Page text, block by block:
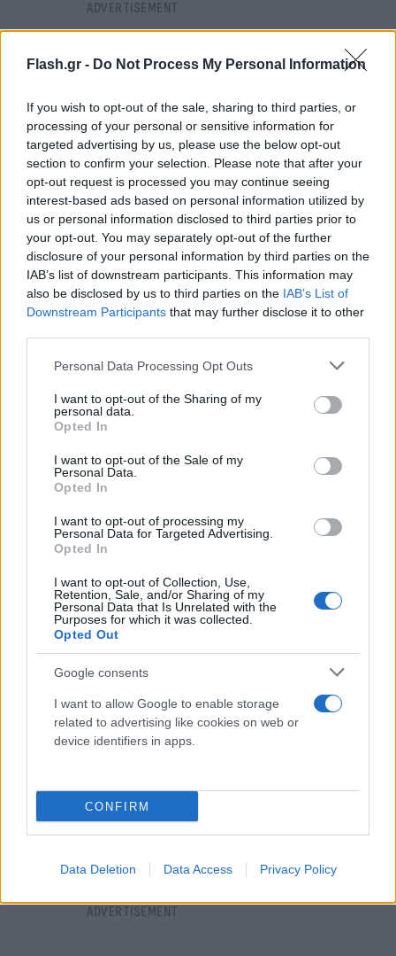
Flash.gr - Do Not Process My Personal Information
If you wish to opt-out of the sale, sharing to third parties, or
processing of your personal or sensitive information for
targeted advertising by us, please use the below opt-out
section to confirm your selection. Please note that after your
opt-out request is processed you may continue seeing
interest-based ads based on personal information utilized by
us or personal information disclosed to third parties prior to
your opt-out. You may separately opt-out of the further
disclosure of your personal information by third parties on the
IAB’s list of downstream participants. This information may
also be disclosed by us to third parties on the IAB’s List of
Downstream Participants that may further disclose it to other
Please note that this website/app uses one or more Google
not limited to your visit or usage behaviour. You may click to
grant or deny consent to Google and its third-party tags to
use your data for below specified purposes in below Google
consent section.
Personal Data Processing Opt Outs
I want to opt-out of the Sharing of my
personal data.
Opted In
I want to opt-out of the Sale of my
Personal Data.
Opted In
I want to opt-out of processing my
Personal Data for Targeted Advertising.
Opted In
I want to opt-out of Collection, Use,
Retention, Sale, and/or Sharing of my
Personal Data that Is Unrelated with the
Purposes for which it was collected.
Opted Out
Google consents
I want to allow Google to enable storage
related to advertising like cookies on web or
device identifiers in apps.
CONFIRM
Data Deletion Data Access Privacy Policy
Μετά την απολογία του, η αρμόδια εισαγγελέας
είχε ζητήσει την παραπομπή του σε δίκη για όλες
τις κατηγορίες, το δικαστικό συμβούλιο όμως τον
ηθοποιού, αλλά και για τις περισσότερες
κατηγορίες της μικρότερης αδερφής της.
Ο ηθοποιός και σκηνοθέτης έχει απαλλαχθεί
καταγγέλλουσας, ωστόσο παραπέμπεται σε δίκη για
απόπειρα βιασμού σε δύο ημερομηνίες καθώς και
για έναν βιασμό εις βάρος της τέταρτης κοπέλας
που τον είχε καταγγείλει.